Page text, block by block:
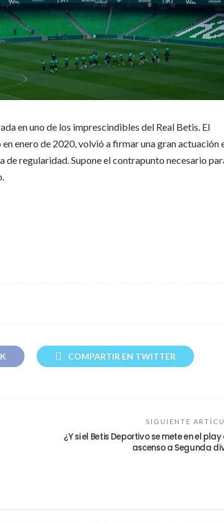
en uno de los imprescindibles del Real Betis. El
enero de 2020, volvió a firmar una gran actuación
regularidad. Supone el contrapunto necesario
COMPARTIR EN TWITTER
SIGUIENTE
¿Y si el Betis Deportivo se mete en el
ascenso a Segunda